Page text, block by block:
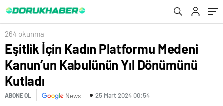
264 okunma
Eşitlik İçin Kadın Platformu Medeni
Kanun’un Kabulünün Yıl Dönümünü
Kutladı
ABONE OL News 25 Mart 2024 00:54